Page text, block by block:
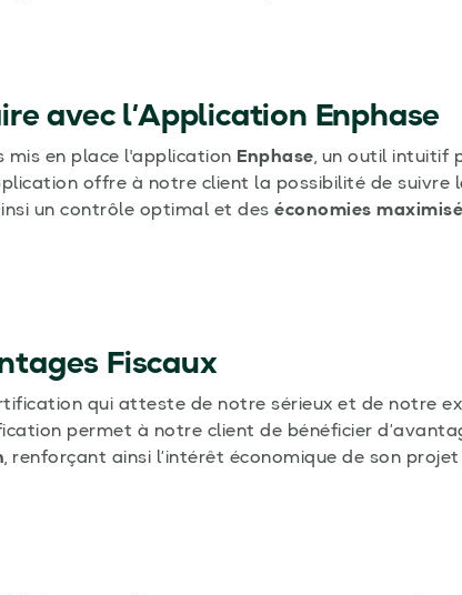
avec l’Application Enphase
mis en place l'application Enphase, un outil intuitif
offre à notre client la possibilité de suivre
un contrôle optimal et des économies
Fiscaux
qui atteste de notre sérieux et de notre
permet à notre client de bénéficier
, renforçant ainsi l’intérêt économique de son projet